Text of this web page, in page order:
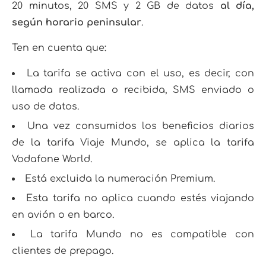
20 minutos, 20 SMS y 2 GB de datos al día,
según horario peninsular.
Ten en cuenta que:
La tarifa se activa con el uso, es decir, con
llamada realizada o recibida, SMS enviado o
uso de datos.
Una vez consumidos los beneficios diarios
de la tarifa Viaje Mundo, se aplica la tarifa
Vodafone World.
Está excluida la numeración Premium.
Esta tarifa no aplica cuando estés viajando
en avión o en barco.
La tarifa Mundo no es compatible con
clientes de prepago.